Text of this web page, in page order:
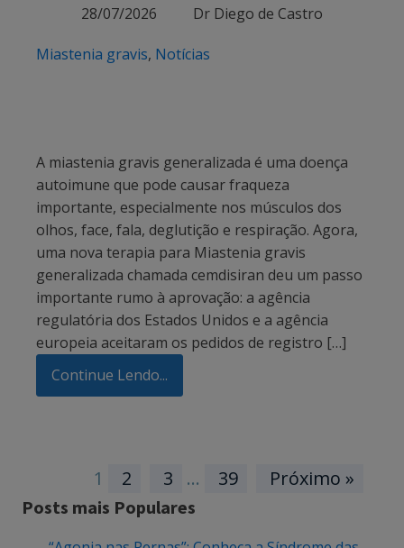
28/07/2026 Dr Diego de Castro
Miastenia gravis, Notícias
A miastenia gravis generalizada é uma doença
autoimune que pode causar fraqueza
importante, especialmente nos músculos dos
olhos, face, fala, deglutição e respiração. Agora,
uma nova terapia para Miastenia gravis
generalizada chamada cemdisiran deu um passo
importante rumo à aprovação: a agência
regulatória dos Estados Unidos e a agência
europeia aceitaram os pedidos de registro […]
Continue Lendo...
1 2 3 … 39 Próximo »
Posts mais Populares